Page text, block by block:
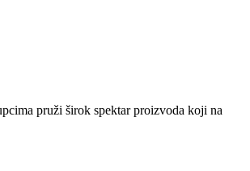
pruži širok spektar proizvoda koji na